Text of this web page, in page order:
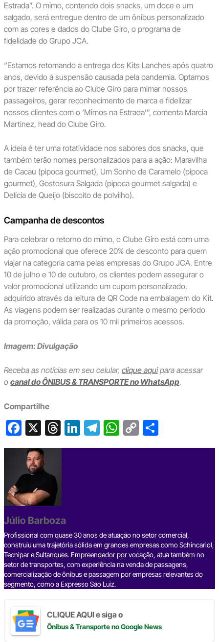
Estrada”. O mimo, contendo dois snacks, um doce e um
salgado, será entregue dentro de um ônibus personalizado
com as cores e dados do Clube Giro, o programa de
fidelidade do Grupo JCA.
“Estamos retomando a entrega dos Kits Lanches após quatro
anos, devido à suspensão causada pela pandemia. Optamos
por trazer referência ao Clube Giro para mimar nossos
passageiros, gerar reconhecimento de marca e fidelizar
nossos clientes com o ‘Mimos na Estrada’”, comenta Marcia
Martinez, head do Clube Giro.
A ideia é ter uma rotatividade nos sabores dos snacks, que
também terão nomes personalizados para a ação: Maravilha
de Cacau (pipoca gourmet), Um Sonho de Caramelo (pipoca
gourmet), Gostosura Salgada (pipoca gourmet salgada) e
Delícia de Queijo (biscoito de polvilho).
Campanha de descontos
Para celebrar o retorno do mimo, o Clube Giro está com uma
ação promocional que oferece 20% de desconto para quem
viajar na categoria cama pelas empresas do Grupo JCA. Entre
10 de julho e 10 de outubro, os clientes podem assegurar o
valor promocional utilizando um cupom personalizado,
adquirido através da leitura de QR Code na embalagem do Kit.
As viagens podem ser realizadas durante o mesmo período
da promoção, válida para os 10 mil primeiros acessos.
Imagem: Divulgação
Receba as notícias em seu celular, clique aquipara acessar
o canal do ÔNIBUS & TRANSPORTE no WhatsApp.
Compartilhe
F
a
c
e
b
o
o
k
X T
hr
s
Li
n
T
el
W
h
C
o
S
h
Júlio Barboza
Profissional com quase 30 anos de atuação no setor comercial,
construiu uma trajetória sólida em grandes empresas como Schincariol,
Tecnipar e Sultanques. Empreendedor por vocação, atua também no
setor de transportes, com experiência na venda de passagens,
comercialização de ônibus e passagem por empresas relevantes do
segmento, como a Expresso São Luiz.
CLIQUE AQUI e siga o
Ônibus & Transporteno Google News